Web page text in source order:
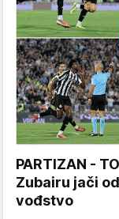
PARTIZAN -
Zubairu jači
vođstvo